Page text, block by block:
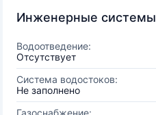
Инженерные системы
Водоотведение:
Отсутствует
Система водостоков:
Не заполнено
Газоснабжение: